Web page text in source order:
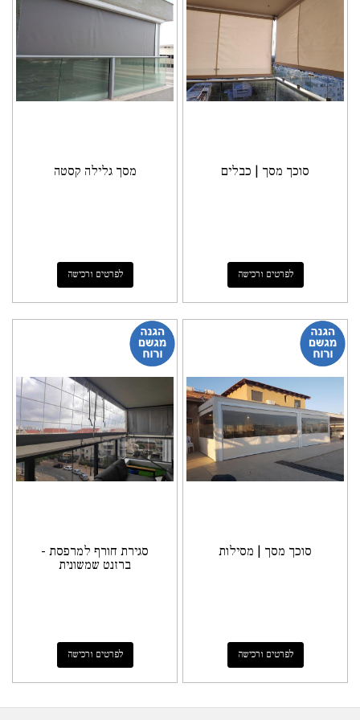
סוכך מסך | כבלים
לפרטים ורכישה
מסך גלילה קסטה
לפרטים ורכישה
סוכך מסך | מסילות
לפרטים ורכישה
סגירת חורף למרפסת -
ברזנט שמשונית
לפרטים ורכישה